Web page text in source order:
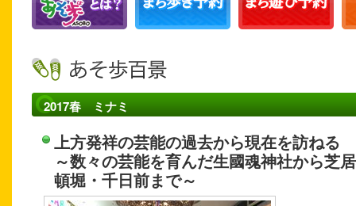
2017春 ミナミ
上方発祥の芸能の過去から現在を訪ねる
～数々の芸能を育んだ生國魂神社から芝
頓堀・千日前まで～